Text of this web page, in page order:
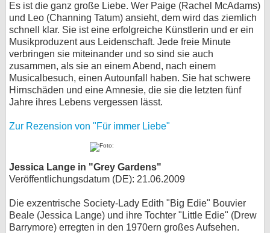
Es ist die ganz große Liebe. Wer Paige (Rachel McAdams)
und Leo (Channing Tatum) ansieht, dem wird das ziemlich
schnell klar. Sie ist eine erfolgreiche Künstlerin und er ein
Musikproduzent aus Leidenschaft. Jede freie Minute
verbringen sie miteinander und so sind sie auch
zusammen, als sie an einem Abend, nach einem
Musicalbesuch, einen Autounfall haben. Sie hat schwere
Hirnschäden und eine Amnesie, die sie die letzten fünf
Jahre ihres Lebens vergessen lässt.
Zur Rezension von "Für immer Liebe"
Jessica Lange in "Grey Gardens"
Veröffentlichungsdatum (DE): 21.06.2009
Die exzentrische Society-Lady Edith "Big Edie" Bouvier
Beale (Jessica Lange) und ihre Tochter "Little Edie" (Drew
Barrymore) erregten in den 1970ern großes Aufsehen.